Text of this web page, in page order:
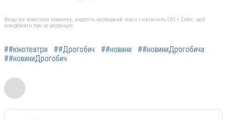
Якщо ви помітили помилку, виділіть необхідний текст і натисніть Ctrl + Enter, щоб
повідомити про це редакцію
##кінотеатри ##Дрогобич ##новини
##новиниДрогобича
##новиниДрогобич